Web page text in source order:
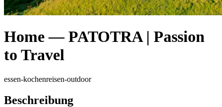
Home — PATOTRA | Passion
to Travel
essen-kochenreisen-outdoor
Beschreibung